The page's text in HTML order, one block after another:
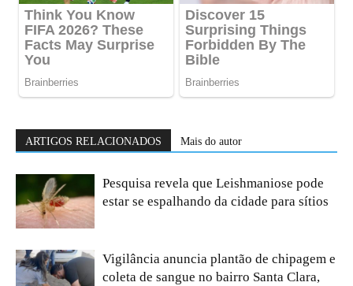
ARTIGOS RELACIONADOS Mais do autor
Pesquisa revela que Leishmaniose pode
estar se espalhando da cidade para sítios
Vigilância anuncia plantão de chipagem e
coleta de sangue no bairro Santa Clara,